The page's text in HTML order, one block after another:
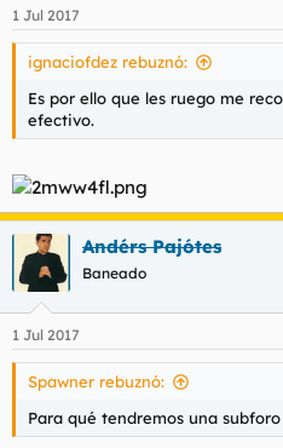
1 Jul 2017
ignaciofdez rebuznó:
Es por ello que les ruego me
efectivo.
Andérs Pajótes
Baneado
1 Jul 2017
Spawner rebuznó:
Para qué tendremos una